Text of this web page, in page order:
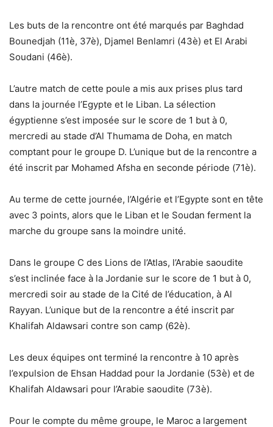
Les buts de la rencontre ont été marqués par Baghdad
Bounedjah (11è, 37è), Djamel Benlamri (43è) et El Arabi
Soudani (46è).
L’autre match de cette poule a mis aux prises plus tard
dans la journée l’Egypte et le Liban. La sélection
égyptienne s’est imposée sur le score de 1 but à 0,
mercredi au stade d’Al Thumama de Doha, en match
comptant pour le groupe D. L’unique but de la rencontre a
été inscrit par Mohamed Afsha en seconde période (71è).
Au terme de cette journée, l’Algérie et l’Egypte sont en tête
avec 3 points, alors que le Liban et le Soudan ferment la
marche du groupe sans la moindre unité.
Dans le groupe C des Lions de l’Atlas, l’Arabie saoudite
s’est inclinée face à la Jordanie sur le score de 1 but à 0,
mercredi soir au stade de la Cité de l’éducation, à Al
Rayyan. L’unique but de la rencontre a été inscrit par
Khalifah Aldawsari contre son camp (62è).
Les deux équipes ont terminé la rencontre à 10 après
l’expulsion de Ehsan Haddad pour la Jordanie (53è) et de
Khalifah Aldawsari pour l’Arabie saoudite (73è).
Pour le compte du même groupe, le Maroc a largement